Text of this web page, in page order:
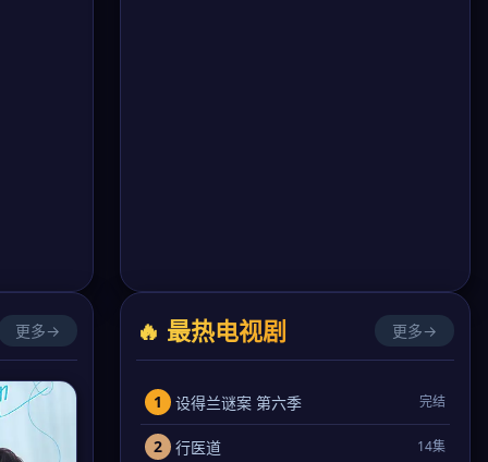
更多→ 🔥 最热电视剧 更多→
1 设得兰谜案 第六季 完结
2 行医道 14集